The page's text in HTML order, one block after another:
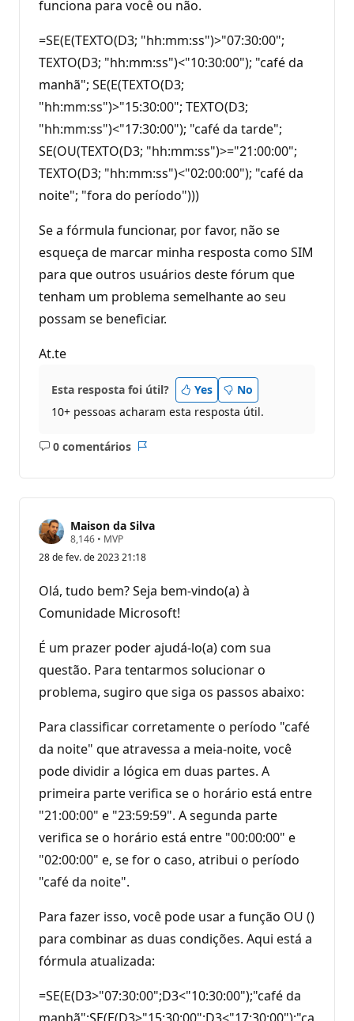
funciona para você ou não.
=SE(E(TEXTO(D3; "hh:mm:ss")>"07:30:00";
TEXTO(D3; "hh:mm:ss")<"10:30:00"); "café da
manhã"; SE(E(TEXTO(D3;
"hh:mm:ss")>"15:30:00"; TEXTO(D3;
"hh:mm:ss")<"17:30:00"); "café da tarde";
SE(OU(TEXTO(D3; "hh:mm:ss")>="21:00:00";
TEXTO(D3; "hh:mm:ss")<"02:00:00"); "café da
noite"; "fora do período")))
Se a fórmula funcionar, por favor, não se
esqueça de marcar minha resposta como SIM
para que outros usuários deste fórum que
tenham um problema semelhante ao seu
possam se beneficiar.
At.te
Esta resposta foi útil? Yes
No
10+ pessoas acharam esta resposta útil.
0 comentários
Sem
Maison da Silva
8,146 P
n
o
s
d
e
e
p
u
a
o
• MVP
28 de fev. de 2023 21:18
Olá, tudo bem? Seja bem-vindo(a) à
Comunidade Microsoft!
É um prazer poder ajudá-lo(a) com sua
questão. Para tentarmos solucionar o
problema, sugiro que siga os passos abaixo:
Para classificar corretamente o período "café
da noite" que atravessa a meia-noite, você
pode dividir a lógica em duas partes. A
primeira parte verifica se o horário está entre
"21:00:00" e "23:59:59". A segunda parte
verifica se o horário está entre "00:00:00" e
"02:00:00" e, se for o caso, atribui o período
"café da noite".
Para fazer isso, você pode usar a função OU ()
para combinar as duas condições. Aqui está a
fórmula atualizada:
=SE(E(D3>"07:30:00";D3<"10:30:00");"café da